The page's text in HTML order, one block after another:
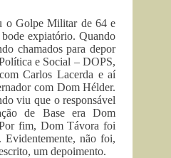
o Golpe Militar de 64 e
expiatório. Quando
chamados para depor
e Social – DOPS,
Carlos Lacerda e aí
com Dom Hélder.
viu que o responsável
de Base era Dom
fim, Dom Távora foi
não foi,
um depoimento.